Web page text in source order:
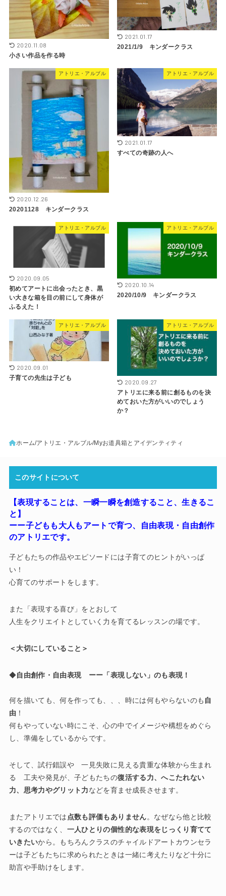
2020.11.08
小さい作品を作る時
2021.01.17
2021/1/9 キンダークラス
アトリエ・アルブル
2020.12.26
20201128 キンダークラス
アトリエ・アルブル
2021.01.17
すべての奇跡の人へ
アトリエ・アルブル
2020.09.05
初めてアートに出会ったとき、黒
い大きな箱を目の前にして身体が
ふるえた！
アトリエ・アルブル
2020.10.14
2020/10/9 キンダークラス
アトリエ・アルブル
2020.09.01
子育ての先生は子ども
アトリエ・アルブル
2020.09.27
アトリエに来る前に創るものを決
めておいた方がいいのでしょう
か？
ホーム アトリエ・アルブル Myお道具箱とアイデンティティ
このサイトについて
【表現することは、一瞬一瞬を創造すること、生きるこ
と】
ーー子どもも大人もアートで育つ、
自由表現・自由創作
のアトリエです。
子どもたちの作品やエピソードには子育てのヒントがいっぱ
い！
心育てのサポートをします。
また「表現する喜び」をとおして
人生をクリエイトとしていく力を育てるレッスンの場です。
＜大切にしていること＞
◆自由創作・自由表現 ーー「表現しない」のも表現！
何を描いても、何を作っても、、、時には何もやらないのも 自
由 ！
何もやっていない時にこそ、心の中でイメージや構想をめぐら
し、準備をしているからです。
そして、試行錯誤や 一見失敗に見える貴重な体験から生まれ
る 工夫や発見が、子どもたちの復活する力、へこたれない
力、思考力やグリット力などを育ませ成長させます。
またアトリエでは 点数も評価もありません。なぜなら他と比較
するのではなく、 一人ひとりの個性的な表現をじっくり育てて
いきたいから。もちろんクラスのチャイルドアートカウンセラ
ーは子どもたちに求められたときは一緒に考えたりなど十分に
助言や手助けをします。